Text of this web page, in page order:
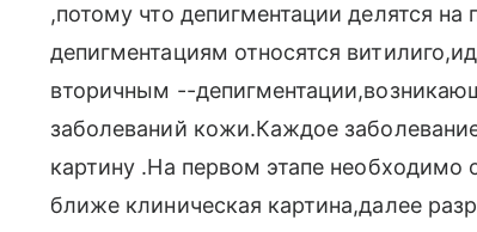
,потому что депигментации делятся
депигментациям относятся
вторичным --
заболеваний кожи.Каждое
картину .На первом этапе
ближе клиническая картина,далее